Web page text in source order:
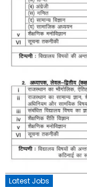
Latest Jobs